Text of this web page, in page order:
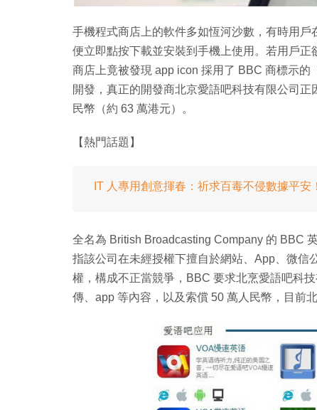
手機程式商店上的軟件多如恆河沙數，有時用
便立即點按下載並安裝到手機上使用。若用戶
商店上竟被發現 app icon 採用了 BBC 商標示
開發，真正的開發商北京愛語吧科技有限公司
民幣（約 63 萬港元）。
【熱門話題】
IT 人專用創意揮春：祈求百毒不侵數據平安！
全名為 British Broadcasting Company 的 BBC
指該公司在未經授權下擅自於網站、App、微信
權，構成不正當競爭，BBC 要求北烹愛語吧科
傳、app 等內容，以及索償 50 萬人民幣，目前